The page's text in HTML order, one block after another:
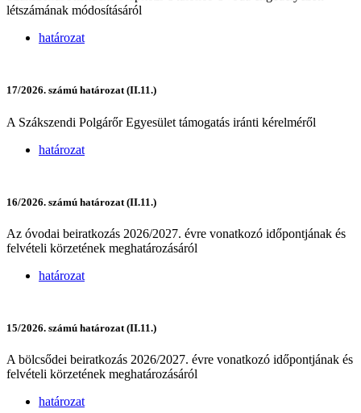
létszámának módosításáról
határozat
17/2026. számú határozat (II.11.)
A Szákszendi Polgárőr Egyesület támogatás iránti kérelméről
határozat
16/2026. számú határozat (II.11.)
Az óvodai beiratkozás 2026/2027. évre vonatkozó időpontjának és
felvételi körzetének meghatározásáról
határozat
15/2026. számú határozat (II.11.)
A bölcsődei beiratkozás 2026/2027. évre vonatkozó időpontjának és
felvételi körzetének meghatározásáról
határozat